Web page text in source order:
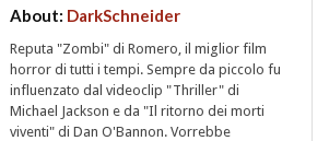
About: DarkSchneider
Reputa "Zombi" di Romero, il miglior film
horror di tutti i tempi. Sempre da piccolo fu
influenzato dal videoclip "Thriller" di
Michael Jackson e da "Il ritorno dei morti
viventi" di Dan O'Bannon. Vorrebbe